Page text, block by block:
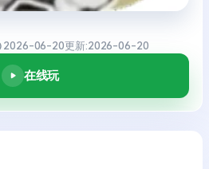
2026-06-20更新:2026-06-20
在线玩